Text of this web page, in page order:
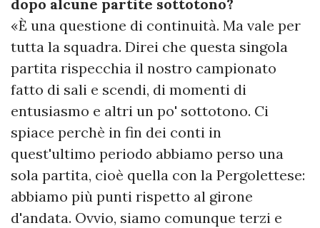
dopo alcune partite sottotono?
«È una questione di continuità. Ma vale per
tutta la squadra. Direi che questa singola
partita rispecchia il nostro campionato
fatto di sali e scendi, di momenti di
entusiasmo e altri un po' sottotono. Ci
spiace perchè in fin dei conti in
quest'ultimo periodo abbiamo perso una
sola partita, cioè quella con la Pergolettese:
abbiamo più punti rispetto al girone
d'andata. Ovvio, siamo comunque terzi e